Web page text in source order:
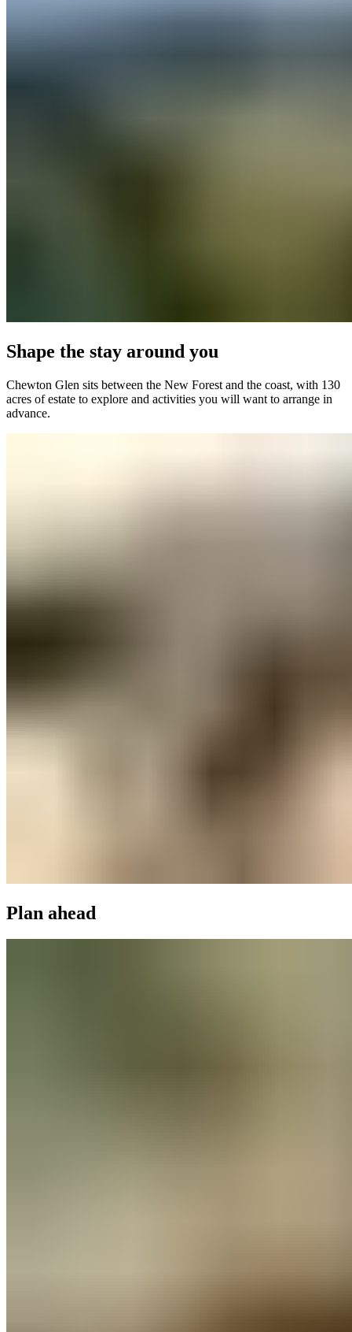
Shape the stay around you​​​​‌ ‍ ​‍​‍‌‍ ‌ ​‍‌‍‍‌‌‍‌ ‌‍‍‌‌‍ ‍​‍​‍​ ‍‍​‍​‍‌ ​ ‌‍​‌‌‍ ‍‌‍‍‌‌ ‌​‌ ‍‌​‍ ‍‌‍‍‌‌‍ ​‍​‍​‍ ​​‍​‍‌‍‍​‌ ​‍‌‍‌‌‌‍‌‍​‍​‍​ ‍‍​‍​‍‌‍‍​‌ ‌​‌ ‌​‌ ​​‌ ​ ​ ‍‍​‍ ​‍ ‌‍ ​​‍ ‌‌‍​‌‌‍ ‍‌‍‌​​‍ ‌‌ ​‍​‍ ‌‌‍‍​‌‍ ‌ ‌​‌‍‌‌‌‍ ​‌ ​ ​‍ ‌‌ ​ ‌ ‌​‌ ‌‌‌‍‌​‌‍‍‌‌‍ ​‍ ‍‌ ‌‍‌‍‌‌‌ ​‍‌‍​ ‌‍‌‌‌‍ ​​‍ ‍‌‍​‌‌ ​​‌ ​​​‍ ‌‍‍‌‌‍ ‍‌ ‌​‌‍‌‌‌‍ ‍‌ ‌​​‍ ‌‍‌‌‌‍‌​‌‍‍‌‌ ‌​​‍ ‌‍ ‌‌‍ ‌‍‌​‌‍‌‌​ ‌‌ ​​‌ ​‍‌‍‌‌‌ ​ ‌‍‌‌‌‍ ‍‌ ‌​‌‍​‌‌ ‌​‌‍‍‌‌‍ ‌‍ ‍​ ‍ ‌‍‍‌‌‍‌​​ ‌​ ‌‌​ ‌ ​ ‌​​ ‍‌‌‍​ ‌‍‌‌‌‍​‍​ ‌ ​‍ ‌​ ​​​ ‍‌‌‍‌‍‌‍​ ​‍ ‌​ ‌​​ ​‍​ ‌‌​ ‌​​‍ ‌‌‍​‌​ ‌​​ ​ ​ ​‍​‍ ‌​ ‌​​ ​​​ ‌‌​ ‌‍‌‍​ ​ ‌ ​ ‌‌​ ‌ ‌‍​‌​ ‌‌‌‍​‌​ ‌ ​ ‍ ‌ ‌​‌ ‍‌‌ ​​‌‍‌‌​ ‌‌‍‍​‌‍ ‌ ‌​‌‍‌‌‌‍ ​‌‌​ ‌‍‍‌‌ ‌​‌‍‌‌‌‌​​‌‍​‌‌‍‌ ‌‍‌‌​ ‍ ‌ ​​‌‍​‌‌ ‌​‌‍‍​​ ‌‌ ​​‌‍​‌‌‍‌ ‌‍‌‌‌​​‍‌ ‌‌‌‍‍‌‌‍ ​‌‍‌​‌‍‌‌‌ ​‍​‍‌‌​ ‌‌‌​​‍‌‌ ‌‍‍ ‌‍‌‌‌ ‍‌​‍‌‌​ ​ ‌​‌​​‍‌‌​ ​ ‌​‌​​‍‌‌​ ​‍​ ​‍​ ​​​ ​​‌‍‌‌​ ‌​​ ‌ ​ ​​​ ‌​​ ‌‌‌‍​‌​ ​‌​ ‌ ‌‍‌‌​‍‌‌​ ​‍​ ​‍​‍‌‌​ ‌‌‌​‌​​‍ ‍‌‍‍​‌‍‌‌‌‍​‌‌‍‌​‌‍‍‌‌‍ ‍‌‍‌ ​ ‌‍​‍‌‍​‌‌ ​ ‌‍‌‌‌‌‌‌‌ ​‍‌‍ ​​ ‌‌‍‍​‌ ‌​‌ ‌​‌ ​​‌ ​ ​‍‌‌​ ​ ‌​​‌​‍‌‌​ ​‍‌​‌‍​‍‌‌​ ​‍‌​‌‍‌‍ ​​‍ ‌‌‍​‌‌‍ ‍‌‍‌​​‍ ‌‌ ​‍​‍ ‌‌‍‍​‌‍ ‌ ‌​‌‍‌‌‌‍ ​‌ ​ ​‍ ‌‌ ​ ‌ ‌​‌ ‌‌‌‍‌​‌‍‍‌‌‍ ​‍ ‍‌ ‌‍‌‍‌‌‌ ​‍‌‍​ ‌‍‌‌‌‍ ​​‍ ‍‌‍​‌‌ ​​‌ ​​​‍‌‍‌‍‍‌‌‍‌​​ ‌​ ‌‌​ ‌ ​ ‌​​ ‍‌‌‍​ ‌‍‌‌‌‍​‍​ ‌ ​‍ ‌​ ​​​ ‍‌‌‍‌‍‌‍​ ​‍ ‌​ ‌​​ ​‍​ ‌‌​ ‌​​‍ ‌‌‍​‌​ ‌​​ ​ ​ ​‍​‍ ‌​ ‌​​ ​​​ ‌‌​ ‌‍‌‍​ ​ ‌ ​ ‌‌​ ‌ ‌‍​‌​ ‌‌‌‍​‌​ ‌ ​‍‌‍‌ ‌​‌ ‍‌‌ ​​‌‍‌‌​ ‌‌‍‍​‌‍ ‌ ‌​‌‍‌‌‌‍ ​‌‌​ ‌‍‍‌‌ ‌​‌‍‌‌‌‌​​‌‍​‌‌‍‌ ‌‍‌‌​‍‌‍‌ ​​‌‍​‌‌ ‌​‌‍‍​​ ‌‌ ​​‌‍​‌‌‍‌ ‌‍‌‌‌​​‍‌ ‌‌‌‍‍‌‌‍ ​‌‍‌​‌‍‌‌‌ ​‍​‍‌‌​ ‌‌‌​​‍‌‌ ‌‍‍ ‌‍‌‌‌ ‍‌​‍‌‌​ ​ ‌​‌​​‍‌‌​ ​ ‌​‌​​‍‌‌​ ​‍​ ​‍​ ​​​ ​​‌‍‌‌​ ‌​​ ‌ ​ ​​​ ‌​​ ‌‌‌‍​‌​ ​‌​ ‌ ‌‍‌‌​‍‌‌​ ​‍​ ​‍​‍‌‌​ ‌‌‌​‌​​‍ ‍‌‍‍​‌‍‌‌‌‍​‌‌‍‌​‌‍‍‌‌‍ ‍‌‍‌ ​‍‌‍‌ ​​‌‍‌‌‌ ​‍‌ ​ ‌ ​​‌‍‌‌‌‍​ ‌ ‌​‌‍‍‌‌ ‌‍‌‍‌‌​ ‌‌ ​​‌ ‌‌‌‍​‍‌‍ ​‌‍‍‌‌ ​ ‌‍‍​‌‍‌‌‌‍‌​​‍​‍‌ ‌
Chewton Glen sits between the New Forest and the coast, with 130
acres of estate to explore and activities you will want to arrange in
advance.​​​​‌ ‍ ​‍​‍‌‍ ‌ ​‍‌‍‍‌‌‍‌ ‌‍‍‌‌‍ ‍​‍​‍​ ‍‍​‍​‍‌ ​ ‌‍​‌‌‍ ‍‌‍‍‌‌ ‌​‌ ‍‌​‍ ‍‌‍‍‌‌‍ ​‍​‍​‍ ​​‍​‍‌‍‍​‌ ​‍‌‍‌‌‌‍‌‍​‍​‍​ ‍‍​‍​‍‌‍‍​‌ ‌​‌ ‌​‌ ​​‌ ​ ​ ‍‍​‍ ​‍ ‌‍ ​​‍ ‌‌‍​‌‌‍ ‍‌‍‌​​‍ ‌‌ ​‍​‍ ‌‌‍‍​‌‍ ‌ ‌​‌‍‌‌‌‍ ​‌ ​ ​‍ ‌‌ ​ ‌ ‌​‌ ‌‌‌‍‌​‌‍‍‌‌‍ ​‍ ‍‌ ‌‍‌‍‌‌‌ ​‍‌‍​ ‌‍‌‌‌‍ ​​‍ ‍‌‍​‌‌ ​​‌ ​​​‍ ‌‍‍‌‌‍ ‍‌ ‌​‌‍‌‌‌‍ ‍‌ ‌​​‍ ‌‍‌‌‌‍‌​‌‍‍‌‌ ‌​​‍ ‌‍ ‌‌‍ ‌‍‌​‌‍‌‌​ ‌‌ ​​‌ ​‍‌‍‌‌‌ ​ ‌‍‌‌‌‍ ‍‌ ‌​‌‍​‌‌ ‌​‌‍‍‌‌‍ ‌‍ ‍​ ‍ ‌‍‍‌‌‍‌​​ ‌​ ‌‌​ ‌ ​ ‌​​ ‍‌‌‍​ ‌‍‌‌‌‍​‍​ ‌ ​‍ ‌​ ​​​ ‍‌‌‍‌‍‌‍​ ​‍ ‌​ ‌​​ ​‍​ ‌‌​ ‌​​‍ ‌‌‍​‌​ ‌​​ ​ ​ ​‍​‍ ‌​ ‌​​ ​​​ ‌‌​ ‌‍‌‍​ ​ ‌ ​ ‌‌​ ‌ ‌‍​‌​ ‌‌‌‍​‌​ ‌ ​ ‍ ‌ ‌​‌ ‍‌‌ ​​‌‍‌‌​ ‌‌‍‍​‌‍ ‌ ‌​‌‍‌‌‌‍ ​‌‌​ ‌‍‍‌‌ ‌​‌‍‌‌‌‌​​‌‍​‌‌‍‌ ‌‍‌‌​ ‍ ‌ ​​‌‍​‌‌ ‌​‌‍‍​​ ‌‌ ​​‌‍​‌‌‍‌ ‌‍‌‌‌​​‍‌ ‌‌‌‍‍‌‌‍ ​‌‍‌​‌‍‌‌‌ ​‍​‍‌‌​ ‌‌‌​​‍‌‌ ‌‍‍ ‌‍‌‌‌ ‍‌​‍‌‌​ ​ ‌​‌​​‍‌‌​ ​ ‌​‌​​‍‌‌​ ​‍​ ​‍​ ​​​ ​​‌‍‌‌​ ‌​​ ‌ ​ ​​​ ‌​​ ‌‌‌‍​‌​ ​‌​ ‌ ‌‍‌‌​‍‌‌​ ​‍​ ​‍​‍‌‌​ ‌‌‌​‌​​‍ ‍‌‍​‍‌‍ ‌‍‌​‌ ‍‌​ ‌‍​‍‌‍​‌‌ ​ ‌‍‌‌‌‌‌‌‌ ​‍‌‍ ​​ ‌‌‍‍​‌ ‌​‌ ‌​‌ ​​‌ ​ ​‍‌‌​ ​ ‌​​‌​‍‌‌​ ​‍‌​‌‍​‍‌‌​ ​‍‌​‌‍‌‍ ​​‍ ‌‌‍​‌‌‍ ‍‌‍‌​​‍ ‌‌ ​‍​‍ ‌‌‍‍​‌‍ ‌ ‌​‌‍‌‌‌‍ ​‌ ​ ​‍ ‌‌ ​ ‌ ‌​‌ ‌‌‌‍‌​‌‍‍‌‌‍ ​‍ ‍‌ ‌‍‌‍‌‌‌ ​‍‌‍​ ‌‍‌‌‌‍ ​​‍ ‍‌‍​‌‌ ​​‌ ​​​‍‌‍‌‍‍‌‌‍‌​​ ‌​ ‌‌​ ‌ ​ ‌​​ ‍‌‌‍​ ‌‍‌‌‌‍​‍​ ‌ ​‍ ‌​ ​​​ ‍‌‌‍‌‍‌‍​ ​‍ ‌​ ‌​​ ​‍​ ‌‌​ ‌​​‍ ‌‌‍​‌​ ‌​​ ​ ​ ​‍​‍ ‌​ ‌​​ ​​​ ‌‌​ ‌‍‌‍​ ​ ‌ ​ ‌‌​ ‌ ‌‍​‌​ ‌‌‌‍​‌​ ‌ ​‍‌‍‌ ‌​‌ ‍‌‌ ​​‌‍‌‌​ ‌‌‍‍​‌‍ ‌ ‌​‌‍‌‌‌‍ ​‌‌​ ‌‍‍‌‌ ‌​‌‍‌‌‌‌​​‌‍​‌‌‍‌ ‌‍‌‌​‍‌‍‌ ​​‌‍​‌‌ ‌​‌‍‍​​ ‌‌ ​​‌‍​‌‌‍‌ ‌‍‌‌‌​​‍‌ ‌‌‌‍‍‌‌‍ ​‌‍‌​‌‍‌‌‌ ​‍​‍‌‌​ ‌‌‌​​‍‌‌ ‌‍‍ ‌‍‌‌‌ ‍‌​‍‌‌​ ​ ‌​‌​​‍‌‌​ ​ ‌​‌​​‍‌‌​ ​‍​ ​‍​ ​​​ ​​‌‍‌‌​ ‌​​ ‌ ​ ​​​ ‌​​ ‌‌‌‍​‌​ ​‌​ ‌ ‌‍‌‌​‍‌‌​ ​‍​ ​‍​‍‌‌​ ‌‌‌​‌​​‍ ‍‌‍​‍‌‍ ‌‍‌​‌ ‍‌​‍‌‍‌ ​​‌‍‌‌‌ ​‍‌ ​ ‌ ​​‌‍‌‌‌‍​ ‌ ‌​‌‍‍‌‌ ‌‍‌‍‌‌​ ‌‌ ​​‌ ‌‌‌‍​‍‌‍ ​‌‍‍‌‌ ​ ‌‍‍​‌‍‌‌‌‍‌​​‍​‍‌ ‌
Plan ahead​​​​‌ ‍ ​‍​‍‌‍ ‌ ​‍‌‍‍‌‌‍‌ ‌‍‍‌‌‍ ‍​‍​‍​ ‍‍​‍​‍‌ ​ ‌‍​‌‌‍ ‍‌‍‍‌‌ ‌​‌ ‍‌​‍ ‍‌‍‍‌‌‍ ​‍​‍​‍ ​​‍​‍‌‍‍​‌ ​‍‌‍‌‌‌‍‌‍​‍​‍​ ‍‍​‍​‍‌‍‍​‌ ‌​‌ ‌​‌ ​​‌ ​ ​ ‍‍​‍ ​‍ ‌‍ ​​‍ ‌‌‍​‌‌‍ ‍‌‍‌​​‍ ‌‌ ​‍​‍ ‌‌‍‍​‌‍ ‌ ‌​‌‍‌‌‌‍ ​‌ ​ ​‍ ‌‌ ​ ‌ ‌​‌ ‌‌‌‍‌​‌‍‍‌‌‍ ​‍ ‍‌ ‌‍‌‍‌‌‌ ​‍‌‍​ ‌‍‌‌‌‍ ​​‍ ‍‌‍​‌‌ ​​‌ ​​​‍ ‌‍‍‌‌‍ ‍‌ ‌​‌‍‌‌‌‍ ‍‌ ‌​​‍ ‌‍‌‌‌‍‌​‌‍‍‌‌ ‌​​‍ ‌‍ ‌‌‍ ‌‍‌​‌‍‌‌​ ‌‌ ​​‌ ​‍‌‍‌‌‌ ​ ‌‍‌‌‌‍ ‍‌ ‌​‌‍​‌‌ ‌​‌‍‍‌‌‍ ‌‍ ‍​ ‍ ‌‍‍‌‌‍‌​​ ‌​ ‌‌​ ‌ ​ ‌​​ ‍‌‌‍​ ‌‍‌‌‌‍​‍​ ‌ ​‍ ‌​ ​​​ ‍‌‌‍‌‍‌‍​ ​‍ ‌​ ‌​​ ​‍​ ‌‌​ ‌​​‍ ‌‌‍​‌​ ‌​​ ​ ​ ​‍​‍ ‌​ ‌​​ ​​​ ‌‌​ ‌‍‌‍​ ​ ‌ ​ ‌‌​ ‌ ‌‍​‌​ ‌‌‌‍​‌​ ‌ ​ ‍ ‌ ‌​‌ ‍‌‌ ​​‌‍‌‌​ ‌‌‍‍​‌‍ ‌ ‌​‌‍‌‌‌‍ ​‌‌​ ‌‍‍‌‌ ‌​‌‍‌‌‌‌​​‌‍​‌‌‍‌ ‌‍‌‌​ ‍ ‌ ​​‌‍​‌‌ ‌​‌‍‍​​ ‌‌ ​​‌‍​‌‌‍‌ ‌‍‌‌‌​​‍‌ ‌‌‌‍‍‌‌‍ ​‌‍‌​‌‍‌‌‌ ​‍​‍‌‌​ ‌‌‌​​‍‌‌ ‌‍‍ ‌‍‌‌‌ ‍‌​‍‌‌​ ​ ‌​‌​​‍‌‌​ ​ ‌​‌​​‍‌‌​ ​‍​ ​‍​ ​‌‌‍‌​​ ‍​​ ‌​‌‍‌​​ ‌‍​ ​‌​ ​ ‌‍‌‌​ ‌‍​ ‍​​ ‍​​‍‌‌​ ​‍​ ​‍​‍‌‌​ ‌‌‌​‌​​‍ ‍‌‍‍​‌‍‌‌‌‍​‌‌‍‌​‌‍‍‌‌‍ ‍‌‍‌ ​ ‌‍​‍‌‍​‌‌ ​ ‌‍‌‌‌‌‌‌‌ ​‍‌‍ ​​ ‌‌‍‍​‌ ‌​‌ ‌​‌ ​​‌ ​ ​‍‌‌​ ​ ‌​​‌​‍‌‌​ ​‍‌​‌‍​‍‌‌​ ​‍‌​‌‍‌‍ ​​‍ ‌‌‍​‌‌‍ ‍‌‍‌​​‍ ‌‌ ​‍​‍ ‌‌‍‍​‌‍ ‌ ‌​‌‍‌‌‌‍ ​‌ ​ ​‍ ‌‌ ​ ‌ ‌​‌ ‌‌‌‍‌​‌‍‍‌‌‍ ​‍ ‍‌ ‌‍‌‍‌‌‌ ​‍‌‍​ ‌‍‌‌‌‍ ​​‍ ‍‌‍​‌‌ ​​‌ ​​​‍‌‍‌‍‍‌‌‍‌​​ ‌​ ‌‌​ ‌ ​ ‌​​ ‍‌‌‍​ ‌‍‌‌‌‍​‍​ ‌ ​‍ ‌​ ​​​ ‍‌‌‍‌‍‌‍​ ​‍ ‌​ ‌​​ ​‍​ ‌‌​ ‌​​‍ ‌‌‍​‌​ ‌​​ ​ ​ ​‍​‍ ‌​ ‌​​ ​​​ ‌‌​ ‌‍‌‍​ ​ ‌ ​ ‌‌​ ‌ ‌‍​‌​ ‌‌‌‍​‌​ ‌ ​‍‌‍‌ ‌​‌ ‍‌‌ ​​‌‍‌‌​ ‌‌‍‍​‌‍ ‌ ‌​‌‍‌‌‌‍ ​‌‌​ ‌‍‍‌‌ ‌​‌‍‌‌‌‌​​‌‍​‌‌‍‌ ‌‍‌‌​‍‌‍‌ ​​‌‍​‌‌ ‌​‌‍‍​​ ‌‌ ​​‌‍​‌‌‍‌ ‌‍‌‌‌​​‍‌ ‌‌‌‍‍‌‌‍ ​‌‍‌​‌‍‌‌‌ ​‍​‍‌‌​ ‌‌‌​​‍‌‌ ‌‍‍ ‌‍‌‌‌ ‍‌​‍‌‌​ ​ ‌​‌​​‍‌‌​ ​ ‌​‌​​‍‌‌​ ​‍​ ​‍​ ​‌‌‍‌​​ ‍​​ ‌​‌‍‌​​ ‌‍​ ​‌​ ​ ‌‍‌‌​ ‌‍​ ‍​​ ‍​​‍‌‌​ ​‍​ ​‍​‍‌‌​ ‌‌‌​‌​​‍ ‍‌‍‍​‌‍‌‌‌‍​‌‌‍‌​‌‍‍‌‌‍ ‍‌‍‌ ​‍‌‍‌ ​​‌‍‌‌‌ ​‍‌ ​ ‌ ​​‌‍‌‌‌‍​ ‌ ‌​‌‍‍‌‌ ‌‍‌‍‌‌​ ‌‌ ​​‌ ‌‌‌‍​‍‌‍ ​‌‍‍‌‌ ​ ‌‍‍​‌‍‌‌‌‍‌​​‍​‍‌ ‌